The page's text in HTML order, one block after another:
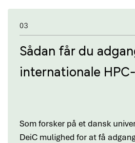
03
Sådan får du
internationale
Som forsker på et dansk
DeiC mulighed for at få